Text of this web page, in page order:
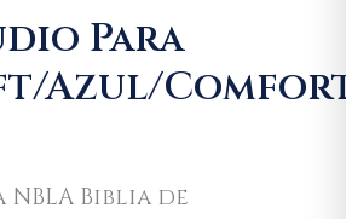
Para
Azul/
NBLA Biblia de